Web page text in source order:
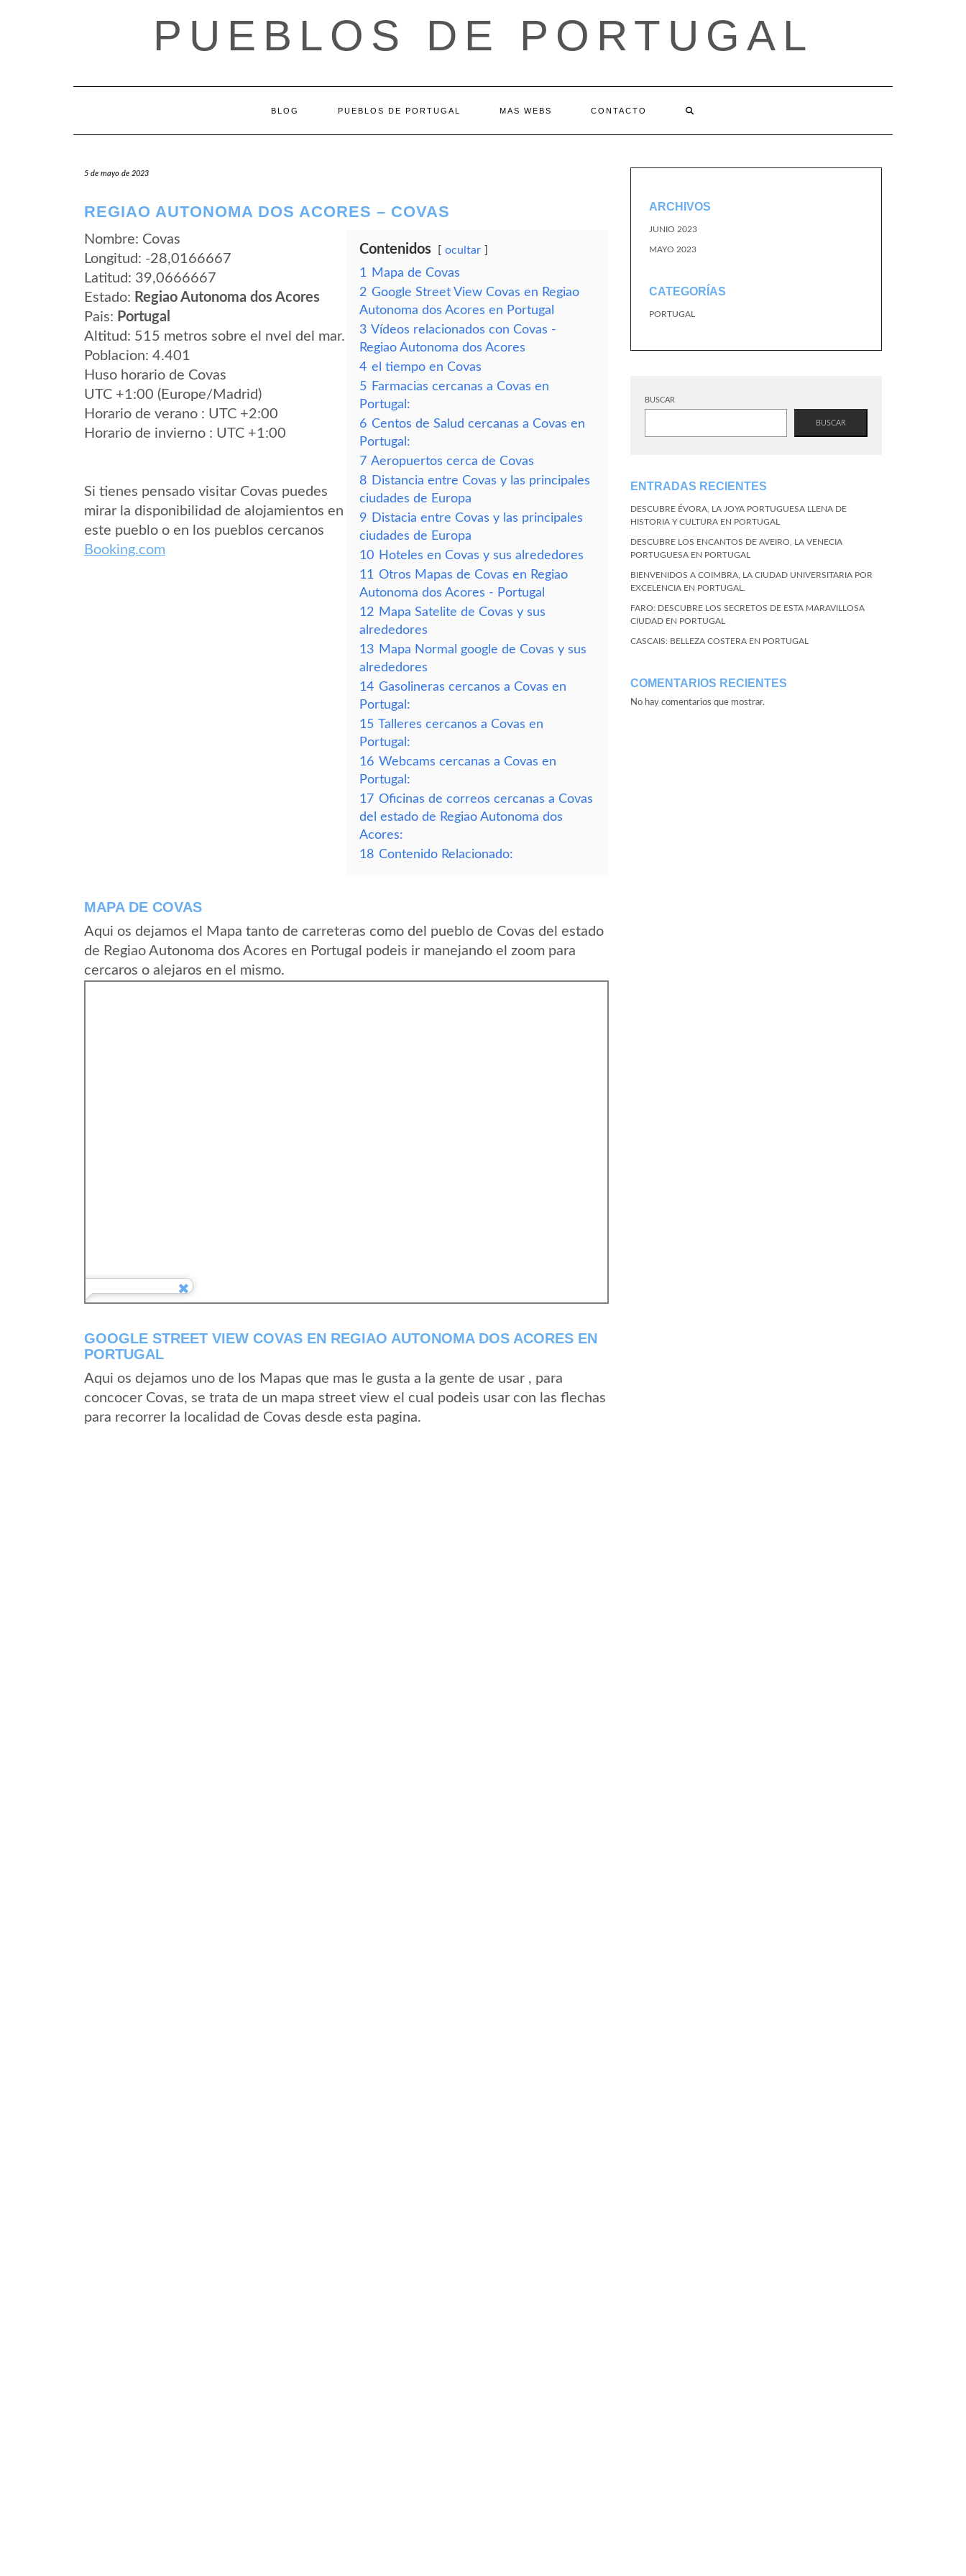
PUEBLOS DE PORTUGAL
BLOG PUEBLOS DE PORTUGAL MAS WEBS CONTACTO
5 de mayo de 2023
REGIAO AUTONOMA DOS ACORES – COVAS
Nombre: Covas
Longitud: -28,0166667
Latitud: 39,0666667
Estado: Regiao Autonoma dos Acores
Pais: Portugal
Altitud: 515 metros sobre el nvel del mar.
Poblacion: 4.401
Huso horario de Covas
UTC +1:00 (Europe/Madrid)
Horario de verano : UTC +2:00
Horario de invierno : UTC +1:00
Si tienes pensado visitar Covas puedes
mirar la disponibilidad de alojamientos en
este pueblo o en los pueblos cercanos
Booking.com
Contenidos ocultar
1
Mapa de Covas
2 Google Street View Covas en Regiao
Autonoma dos Acores en Portugal
3 Vídeos relacionados con Covas -
Regiao Autonoma dos Acores
4 el tiempo en Covas
5 Farmacias cercanas a Covas en
Portugal:
6 Centos de Salud cercanas a Covas en
Portugal:
7 Aeropuertos cerca de Covas
8 Distancia entre Covas y las principales
ciudades de Europa
9 Distacia entre Covas y las principales
ciudades de Europa
10 Hoteles en Covas y sus alrededores
11 Otros Mapas de Covas en Regiao
Autonoma dos Acores - Portugal
12 Mapa Satelite de Covas y sus
alrededores
13 Mapa Normal google de Covas y sus
alrededores
14 Gasolineras cercanos a Covas en
Portugal:
15 Talleres cercanos a Covas en
Portugal:
16 Webcams cercanas a Covas en
Portugal:
17 Oficinas de correos cercanas a Covas
del estado de Regiao Autonoma dos
Acores:
18 Contenido Relacionado:
MAPA DE COVAS
Aqui os dejamos el Mapa tanto de carreteras como del pueblo de Covas del estado
de Regiao Autonoma dos Acores en Portugal podeis ir manejando el zoom para
cercaros o alejaros en el mismo.
GOOGLE STREET VIEW COVAS EN REGIAO AUTONOMA DOS ACORES EN
PORTUGAL
Aqui os dejamos uno de los Mapas que mas le gusta a la gente de usar , para
concocer Covas, se trata de un mapa street view el cual podeis usar con las flechas
para recorrer la localidad de Covas desde esta pagina.
ARCHIVOS
JUNIO 2023
MAYO 2023
CATEGORÍAS
PORTUGAL
BUSCAR
BUSCAR
ENTRADAS RECIENTES
DESCUBRE ÉVORA, LA JOYA PORTUGUESA LLENA DE
HISTORIA Y CULTURA EN PORTUGAL
DESCUBRE LOS ENCANTOS DE AVEIRO, LA VENECIA
PORTUGUESA EN PORTUGAL
BIENVENIDOS A COIMBRA, LA CIUDAD UNIVERSITARIA POR
EXCELENCIA EN PORTUGAL.
FARO: DESCUBRE LOS SECRETOS DE ESTA MARAVILLOSA
CIUDAD EN PORTUGAL
CASCAIS: BELLEZA COSTERA EN PORTUGAL
COMENTARIOS RECIENTES
No hay comentarios que mostrar.